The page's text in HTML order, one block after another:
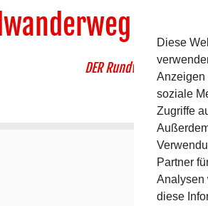
DER Rundwanderweg
Diese
Anzeigen
soziale
Zugriffe
Partner
Analysen
diese